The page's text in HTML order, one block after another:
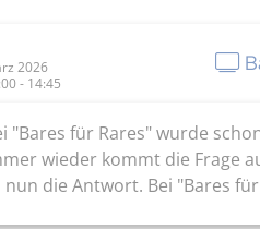
2026
- 14:45
"Bares für Rares" wurde
wieder kommt die Frage
nun die Antwort. Bei "Bares